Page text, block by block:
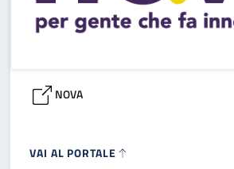
NOVA
VAI AL PORTALE